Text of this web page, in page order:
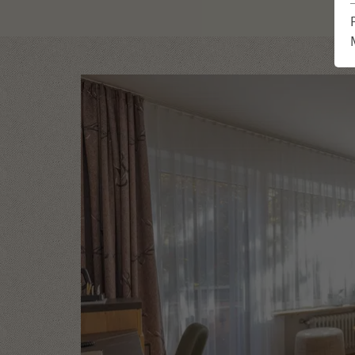
Impressions
Témoignages des clients
Réservation